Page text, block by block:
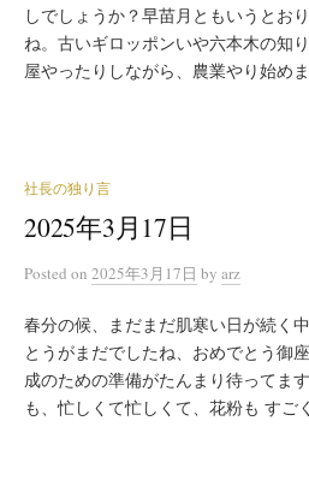
しでしょうか？早苗月ともいうとお
ね。古いギロッポンいや六本木の知
屋やったりしながら、農業やり始め
社長の独り言
2025年3月17日
Posted on 2025年3月17日 by arz
春分の候、まだまだ肌寒い日が続く
とうがまだでしたね、おめでとう御
成のための準備がたんまり待ってま
も、忙しくて忙しくて、花粉も すご